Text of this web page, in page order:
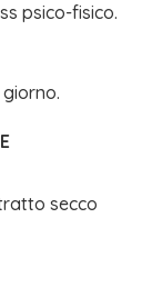
psico-fisico.
secco